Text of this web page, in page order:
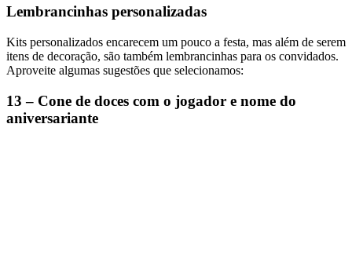
Lembrancinhas personalizadas
Kits personalizados encarecem um pouco a festa, mas além de serem
itens de decoração, são também lembrancinhas para os convidados.
Aproveite algumas sugestões que selecionamos:
13 – Cone de doces com o jogador e nome do
aniversariante